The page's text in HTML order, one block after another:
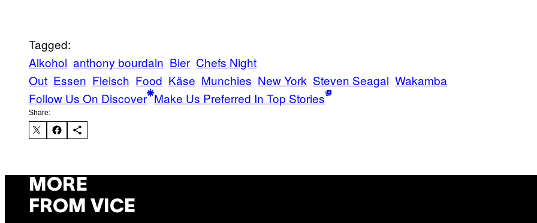
Tagged:
Alkohol anthony bourdain Bier Chefs Night
Out Essen Fleisch Food Käse Munchies New York Steven Seagal Wakamba
Follow Us On Discover Make Us Preferred In Top Stories
Share:
MORE
FROM VICE